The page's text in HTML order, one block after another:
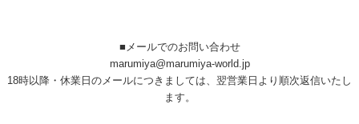
■メールでのお問い合わせ
marumiya@marumiya-world.jp
18時以降・休業日のメールにつきましては、翌営業日より順次返信いたし
ます。